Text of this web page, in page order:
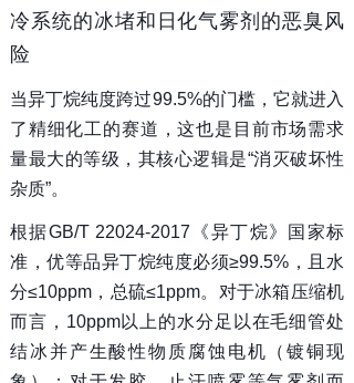
冷系统的冰堵和日化气雾剂的恶臭风
险
当异丁烷纯度跨过99.5%的门槛，它就进入
了精细化工的赛道，这也是目前市场需求
量最大的等级，其核心逻辑是“消灭破坏性
杂质”。
根据GB/T 22024-2017《异丁烷》国家标
准，优等品异丁烷纯度必须≥99.5%，且水
分≤10ppm，总硫≤1ppm。对于冰箱压缩机
而言，10ppm以上的水分足以在毛细管处
结冰并产生酸性物质腐蚀电机（镀铜现